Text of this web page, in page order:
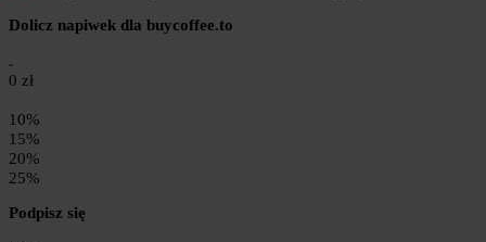
Dolicz napiwek dla buycoffee.to
0 zł
10%
15%
20%
25%
Podpisz się